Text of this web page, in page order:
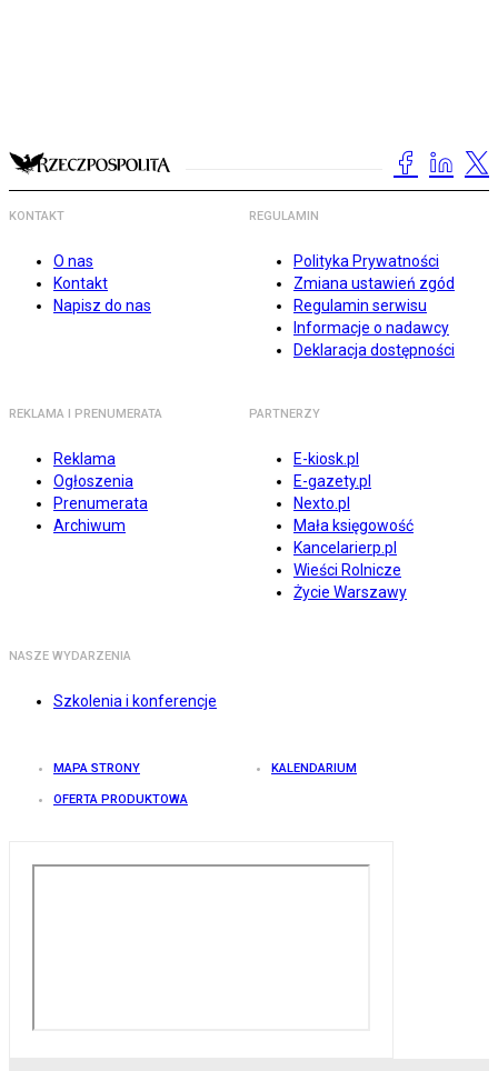
KONTAKT
O nas
Kontakt
Napisz do nas
REGULAMIN
Polityka Prywatności
Zmiana ustawień zgód
Regulamin serwisu
Informacje o nadawcy
Deklaracja dostępności
REKLAMA I PRENUMERATA
Reklama
Ogłoszenia
Prenumerata
Archiwum
PARTNERZY
E-kiosk.pl
E-gazety.pl
Nexto.pl
Mała księgowość
Kancelarierp.pl
Wieści Rolnicze
Życie Warszawy
NASZE WYDARZENIA
Szkolenia i konferencje
MAPA STRONY KALENDARIUM
OFERTA PRODUKTOWA